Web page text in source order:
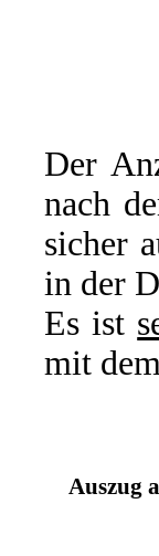
Der
nach
sicher
in der
Es ist
mit
Auszug